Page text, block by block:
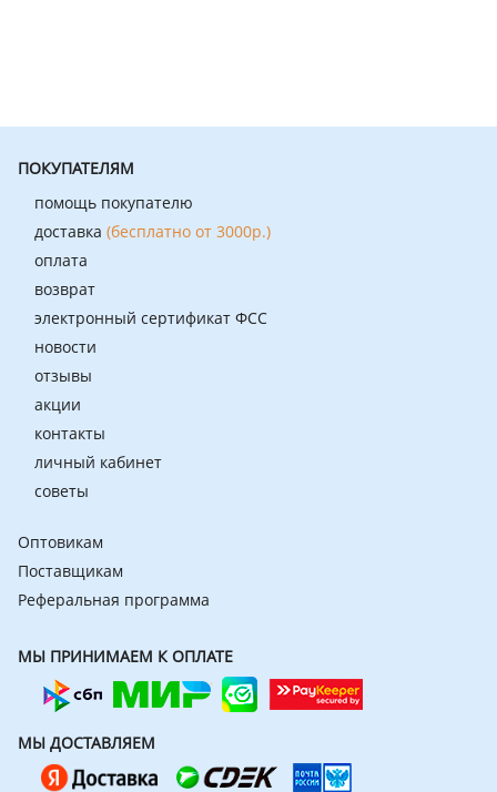
ПОКУПАТЕЛЯМ
помощь покупателю
доставка (бесплатно от 3000р.)
оплата
возврат
электронный сертификат ФСС
новости
отзывы
акции
контакты
личный кабинет
советы
Оптовикам
Поставщикам
Реферальная программа
МЫ ПРИНИМАЕМ К ОПЛАТЕ
МЫ ДОСТАВЛЯЕМ